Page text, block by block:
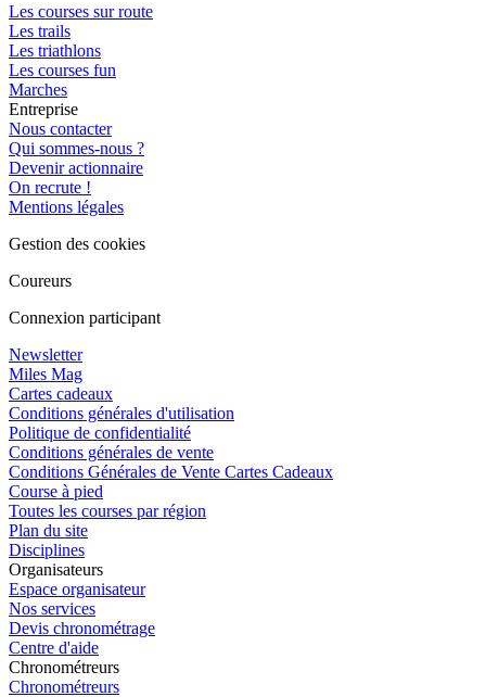
Les courses sur route
Les trails
Les triathlons
Les courses fun
Marches
Entreprise
Nous contacter
Qui sommes-nous ?
Devenir actionnaire
On recrute !
Mentions légales
Gestion des cookies
Coureurs
Connexion participant
Newsletter
Miles Mag
Cartes cadeaux
Conditions générales d'utilisation
Politique de confidentialité
Conditions générales de vente
Conditions Générales de Vente Cartes Cadeaux
Course à pied
Toutes les courses par région
Plan du site
Disciplines
Organisateurs
Espace organisateur
Nos services
Devis chronométrage
Centre d'aide
Chronométreurs
Chronométreurs